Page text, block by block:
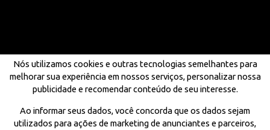
Nós utilizamos cookies e outras tecnologias semelhantes para
melhorar sua experiência em nossos serviços, personalizar nossa
publicidade e recomendar conteúdo de seu interesse.
Ao informar seus dados, você concorda que os dados sejam
utilizados para ações de marketing de anunciantes e parceiros,